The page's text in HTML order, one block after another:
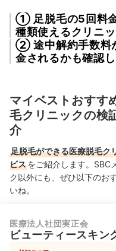
① 足脱毛の5回料
種類使えるクリニ
② 途中解約手数料
金されるかも確認し
マイベストおすす
毛クリニックの検
介
足脱毛ができる医療脱毛ク
ビスをご紹介します。SBC
ク以外にも、ぜひ以下のお
いね。
医療法人社団実正会
ビューティースキン